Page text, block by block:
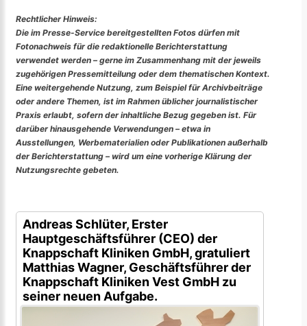
Rechtlicher Hinweis:
Die im Presse-Service bereitgestellten Fotos dürfen mit
Fotonachweis für die redaktionelle Berichterstattung
verwendet werden – gerne im Zusammenhang mit der jeweils
zugehörigen Pressemitteilung oder dem thematischen Kontext.
Eine weitergehende Nutzung, zum Beispiel für Archivbeiträge
oder andere Themen, ist im Rahmen üblicher journalistischer
Praxis erlaubt, sofern der inhaltliche Bezug gegeben ist. Für
darüber hinausgehende Verwendungen – etwa in
Ausstellungen, Werbematerialien oder Publikationen außerhalb
der Berichterstattung – wird um eine vorherige Klärung der
Nutzungsrechte gebeten.
Andreas Schlüter, Erster
Hauptgeschäftsführer (CEO) der
Knappschaft Kliniken GmbH, gratuliert
Matthias Wagner, Geschäftsführer der
Knappschaft Kliniken Vest GmbH zu
seiner neuen Aufgabe.